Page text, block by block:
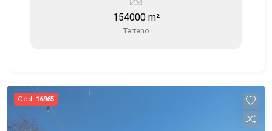
154000 m²
Terreno
Cód. 16965